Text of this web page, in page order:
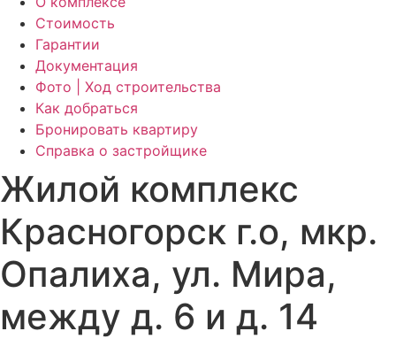
Стоимость
Гарантии
Документация
Фото | Ход строительства
Как добраться
Бронировать квартиру
Справка о застройщике
Жилой комплекс
Красногорск г.о, мкр.
Опалиха, ул. Мира,
между д. 6 и д. 14